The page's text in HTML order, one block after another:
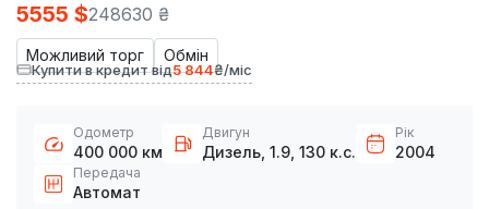
Можливий торг Обмін
5555 $248630 ₴
Купити в кредит від5 844₴/міс
Одометр
400 000 км
Двигун
Дизель, 1.9, 130 к.с.
Рік
2004
Передача
Автомат